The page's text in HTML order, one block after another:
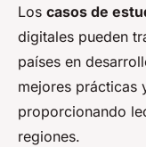
Los casos de
digitales pueden
países en
mejores prácticas
proporcionando
regiones.